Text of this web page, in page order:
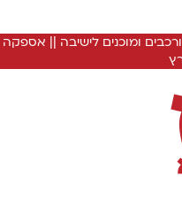
ומוכנים לישיבה || אספקה